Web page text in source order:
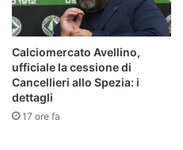
Calciomercato Avellino,
ufficiale la cessione di
Cancellieri allo Spezia: i
dettagli
17 ore fa